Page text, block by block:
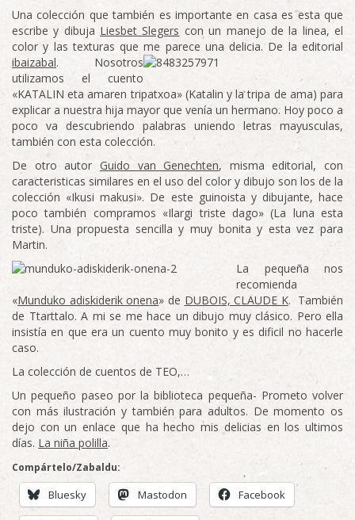
Una colección que también es importante en casa es esta que
escribe y dibuja Liesbet Slegers con un manejo de la linea, el
color y las texturas que me parece una delicia. De la editorial
ibaizabal. Nosotros
utilizamos el cuento
«KATALIN eta amaren tripatxoa» (Katalin y la tripa de ama) para
explicar a nuestra hija mayor que venía un hermano. Hoy poco a
poco va descubriendo palabras uniendo letras mayusculas,
también con esta colección.
De otro autor Guido van Genechten, misma editorial, con
caracteristicas similares en el uso del color y dibujo son los de la
colección «Ikusi makusi». De este guinoista y dibujante, hace
poco también compramos «Ilargi triste dago» (La luna esta
triste). Una propuesta sencilla y muy bonita y esta vez para
Martin.
La pequeña nos
recomienda
«Munduko adiskiderik onena» de DUBOIS, CLAUDE K. También
de Ttarttalo. A mi se me hace un dibujo muy clásico. Pero ella
insistía en que era un cuento muy bonito y es dificil no hacerle
caso.
La colección de cuentos de TEO,…
Un pequeño paseo por la biblioteca pequeña- Prometo volver
con más ilustración y también para adultos. De momento os
dejo con un enlace que ha hecho mis delicias en los ultimos
días. La niña polilla.
Compártelo/Zabaldu:
Bluesky Mastodon Facebook